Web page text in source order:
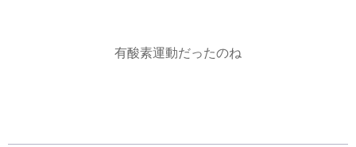
有酸素運動だったのね